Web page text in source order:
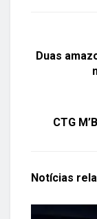
Duas
CTG
Notícias